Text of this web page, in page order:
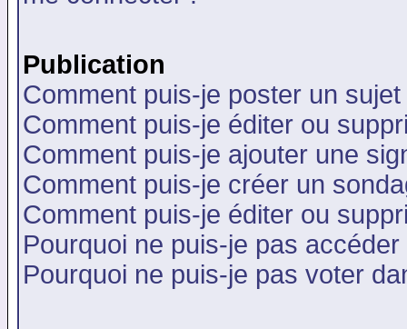
Publication
Comment puis-je poster un
Comment puis-je éditer ou
Comment puis-je ajouter une
Comment puis-je créer un
Comment puis-je éditer ou
Pourquoi ne puis-je pas
Pourquoi ne puis-je pas voter